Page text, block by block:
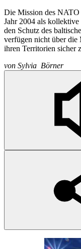
Die Mission des
Jahr 2004 als kollektive
den Schutz des
verfügen nicht über die
ihren Territorien sicher
von Sylvia Börner